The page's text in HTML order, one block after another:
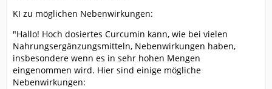
KI zu möglichen Nebenwirkungen:
"Hallo! Hoch dosiertes Curcumin kann, wie bei vielen
Nahrungsergänzungsmitteln, Nebenwirkungen haben,
insbesondere wenn es in sehr hohen Mengen
eingenommen wird. Hier sind einige mögliche
Nebenwirkungen: